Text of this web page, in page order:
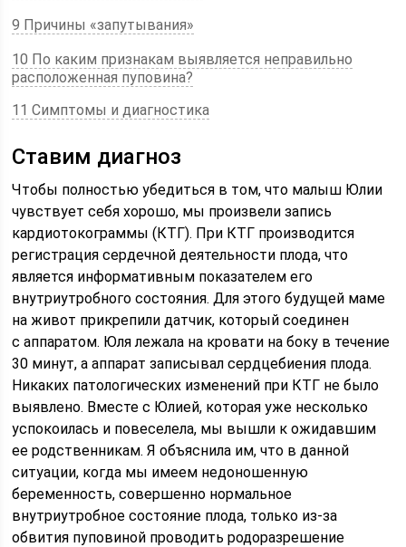
9 Причины «запутывания»
10 По каким признакам выявляется неправильно
расположенная пуповина?
11 Симптомы и диагностика
Ставим диагноз
Чтобы полностью убедиться в том, что малыш Юлии
чувствует себя хорошо, мы произвели запись
кардиотокограммы (КТГ). При КТГ производится
регистрация сердечной деятельности плода, что
является информативным показателем его
внутриутробного состояния. Для этого будущей маме
на живот прикрепили датчик, который соединен
с аппаратом. Юля лежала на кровати на боку в течение
30 минут, а аппарат записывал сердцебиения плода.
Никаких патологических изменений при КТГ не было
выявлено. Вместе с Юлией, которая уже несколько
успокоилась и повеселела, мы вышли к ожидавшим
ее родственникам. Я объяснила им, что в данной
ситуации, когда мы имеем недоношенную
беременность, совершенно нормальное
внутриутробное состояние плода, только из-за
обвития пуповиной проводить родоразрешение